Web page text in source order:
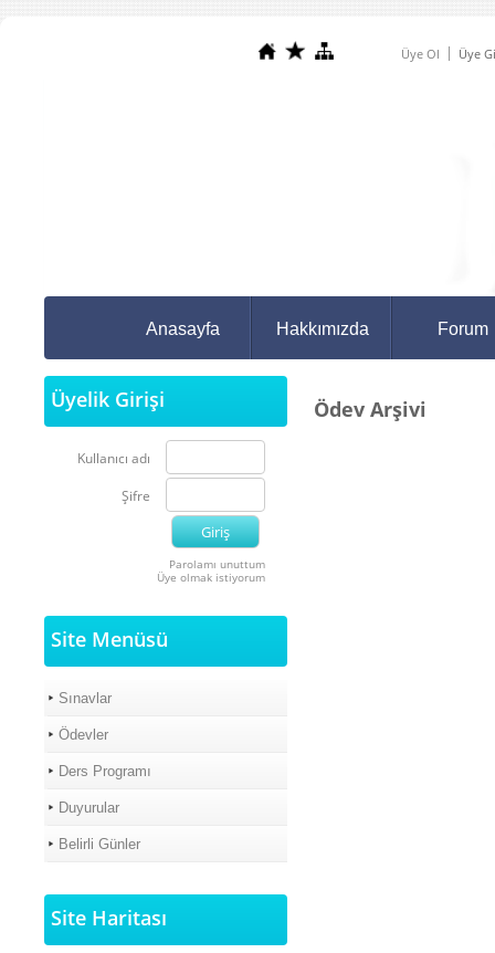
Üye Ol Üye
Anasayfa Hakkımızda Forum
Üyelik Girişi
Kullanıcı adı
Şifre
Parolamı unuttum
Üye olmak istiyorum
Site Menüsü
Sınavlar
Ödevler
Ders Programı
Duyurular
Belirli Günler
Site Haritası
Ödev Arşivi